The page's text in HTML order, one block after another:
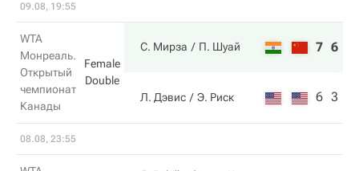
09.08, 19:55
WTA
Монреаль.
Открытый
чемпионат
Канады
Female
Double
С. Мирза П. Шуай 7 6
Л. Дэвис Э. Риск 6 3
08.08, 23:55